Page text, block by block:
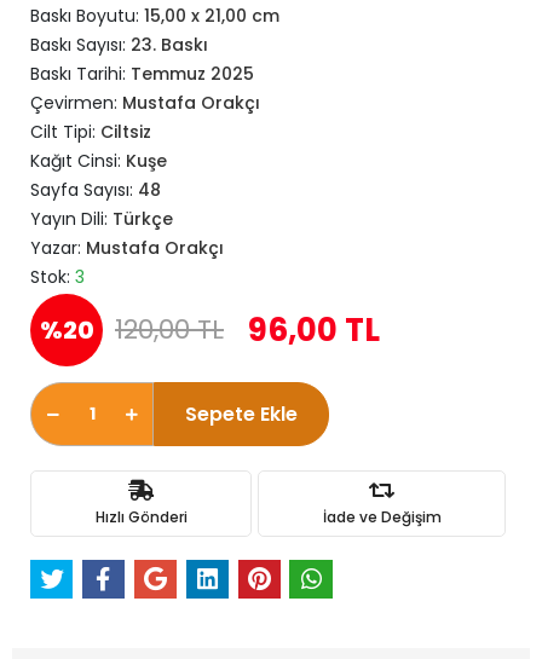
Baskı Boyutu: 15,00 x 21,00 cm
Baskı Sayısı: 23. Baskı
Baskı Tarihi: Temmuz 2025
Çevirmen: Mustafa Orakçı
Cilt Tipi: Ciltsiz
Kağıt Cinsi: Kuşe
Sayfa Sayısı: 48
Yayın Dili: Türkçe
Yazar: Mustafa Orakçı
Stok: 3
%20 120,00 TL 96,00 TL
Sepete Ekle
Hızlı Gönderi İade ve Değişim